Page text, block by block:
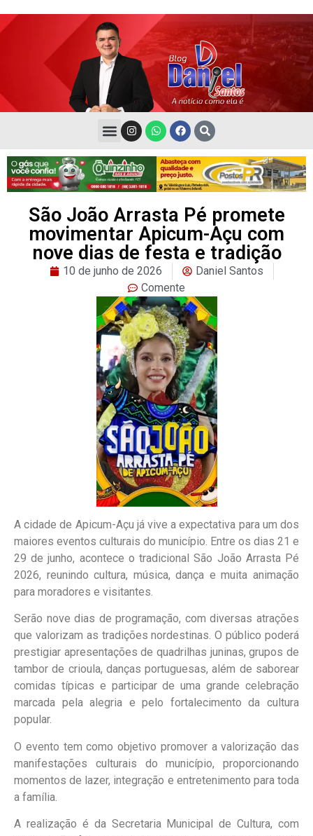
São João Arrasta Pé promete
movimentar Apicum-Açu com
nove dias de festa e tradição
10 de junho de 2026
Daniel Santos
Comente
A cidade de Apicum-Açu já vive a expectativa para um dos
maiores eventos culturais do município. Entre os dias 21 e
29 de junho, acontece o tradicional São João Arrasta Pé
2026, reunindo cultura, música, dança e muita animação
para moradores e visitantes.
Serão nove dias de programação, com diversas atrações
que valorizam as tradições nordestinas. O público poderá
prestigiar apresentações de quadrilhas juninas, grupos de
tambor de crioula, danças portuguesas, além de saborear
comidas típicas e participar de uma grande celebração
marcada pela alegria e pelo fortalecimento da cultura
popular.
O evento tem como objetivo promover a valorização das
manifestações culturais do município, proporcionando
momentos de lazer, integração e entretenimento para toda
a família.
A realização é da Secretaria Municipal de Cultura, com